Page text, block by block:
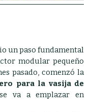
un paso fundamental
modular pequeño
pasado, comenzó la
para la vasija de
va a emplazar en